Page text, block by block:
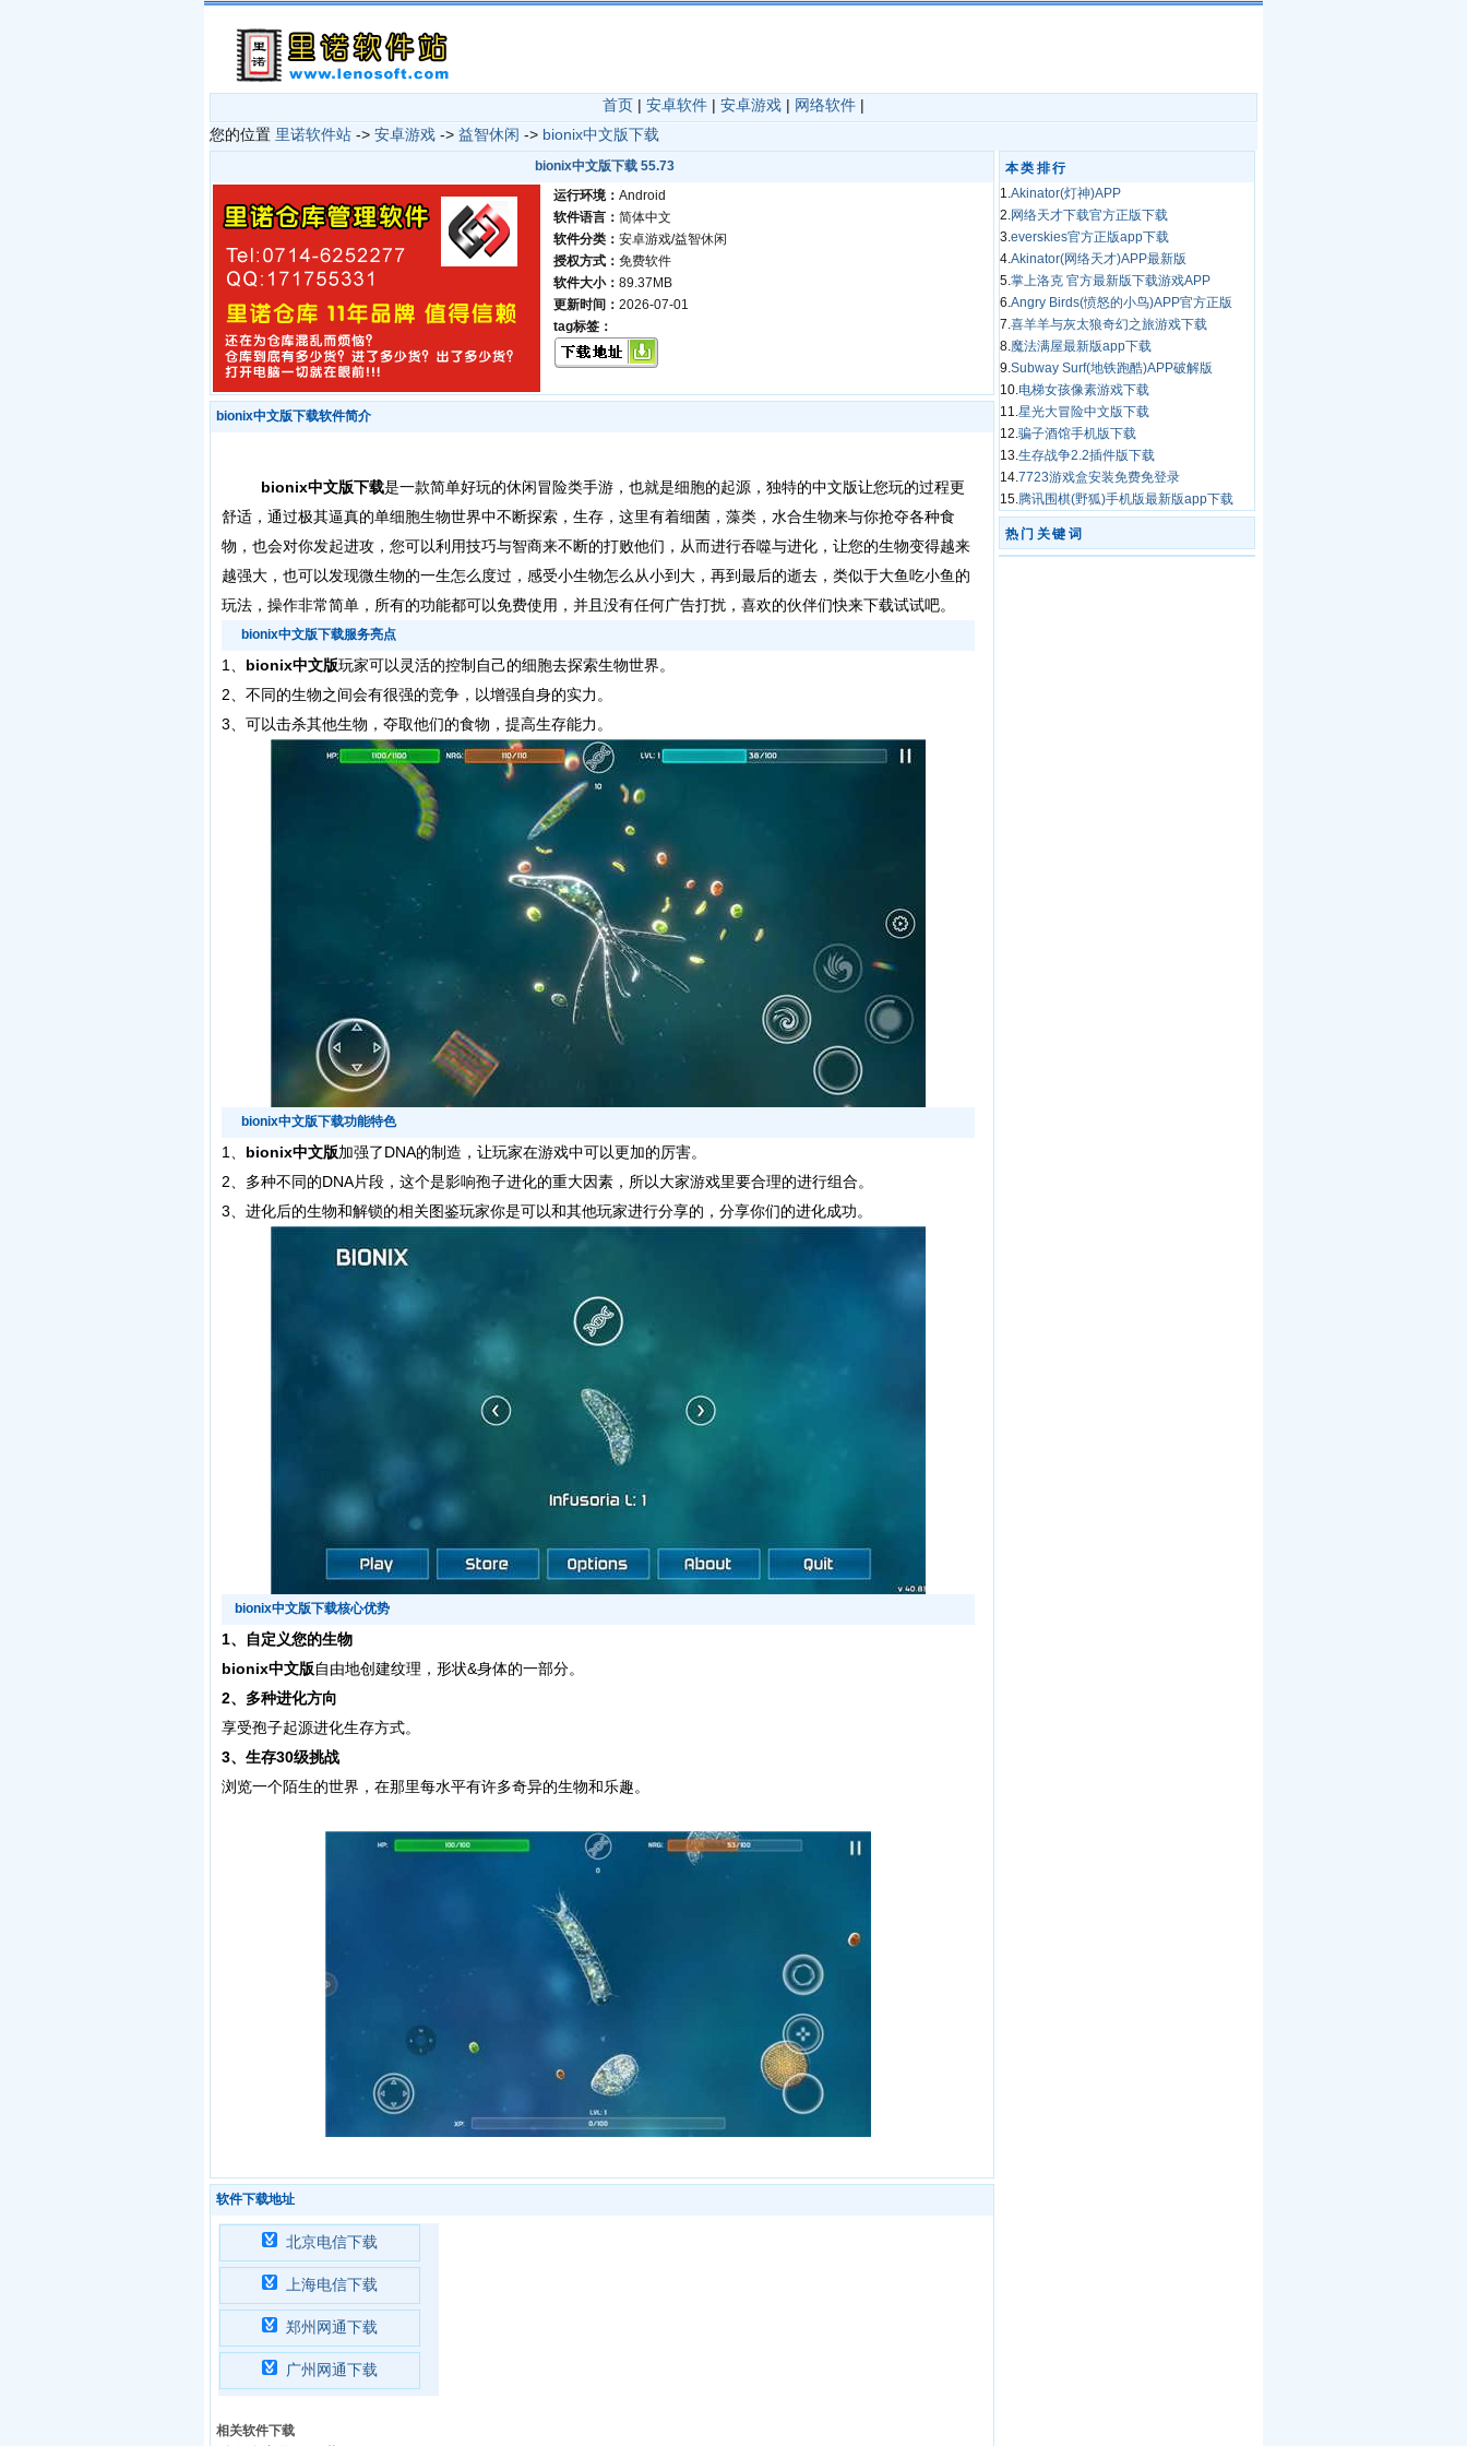
首页 | 安卓软件 | 安卓游戏 | 网络软件 |
您的位置 里诺软件站 -> 安卓游戏 -> 益智休闲 -> bionix中文版下载
bionix中文版下载 55.73
运行环境： Android
软件语言： 简体中文
软件分类： 安卓游戏/益智休闲
授权方式： 免费软件
软件大小： 89.37MB
更新时间： 2026-07-01
tag标签：
bionix中文版下载软件简介
bionix中文版下载是一款简单好玩的休闲冒险类手游，也就是细胞的起源，独特的中文版让您玩的过程更
舒适，通过极其逼真的单细胞生物世界中不断探索，生存，这里有着细菌，藻类，水合生物来与你抢夺各种食
物，也会对你发起进攻，您可以利用技巧与智商来不断的打败他们，从而进行吞噬与进化，让您的生物变得越来
越强大，也可以发现微生物的一生怎么度过，感受小生物怎么从小到大，再到最后的逝去，类似于大鱼吃小鱼的
玩法，操作非常简单，所有的功能都可以免费使用，并且没有任何广告打扰，喜欢的伙伴们快来下载试试吧。
bionix中文版下载服务亮点
1、 bionix中文版玩家可以灵活的控制自己的细胞去探索生物世界。
2、不同的生物之间会有很强的竞争，以增强自身的实力。
3、可以击杀其他生物，夺取他们的食物，提高生存能力。
bionix中文版下载功能特色
1、 bionix中文版加强了DNA的制造，让玩家在游戏中可以更加的厉害。
2、多种不同的DNA片段，这个是影响孢子进化的重大因素，所以大家游戏里要合理的进行组合。
3、进化后的生物和解锁的相关图鉴玩家你是可以和其他玩家进行分享的，分享你们的进化成功。
bionix中文版下载核心优势
1、自定义您的生物
bionix中文版自由地创建纹理，形状&身体的一部分。
2、多种进化方向
享受孢子起源进化生存方式。
3、生存30级挑战
浏览一个陌生的世界，在那里每水平有许多奇异的生物和乐趣。
软件下载地址
北京电信下载
上海电信下载
郑州网通下载
广州网通下载
相关软件下载
本类排行
1.Akinator(灯神)APP
2.网络天才下载官方正版下载
3.everskies官方正版app下载
4.Akinator(网络天才)APP最新版
5.掌上洛克 官方最新版下载游戏APP
6.Angry Birds(愤怒的小鸟)APP官方正版
7.喜羊羊与灰太狼奇幻之旅游戏下载
8.魔法满屋最新版app下载
9.Subway Surf(地铁跑酷)APP破解版
10.电梯女孩像素游戏下载
11.星光大冒险中文版下载
12.骗子酒馆手机版下载
13.生存战争2.2插件版下载
14.7723游戏盒安装免费免登录
15.腾讯围棋(野狐)手机版最新版app下载
热门关键词